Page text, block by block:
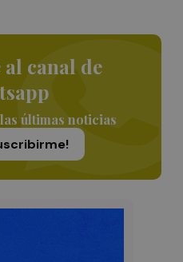
canal de
últimas noticias